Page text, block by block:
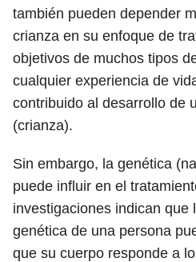
también pueden depender
crianza en su enfoque de
objetivos de muchos tipos
cualquier experiencia de
contribuido al desarrollo de
(crianza).
Sin embargo, la genética
puede influir en el
investigaciones indican que
genética de una persona
que su cuerpo responde a